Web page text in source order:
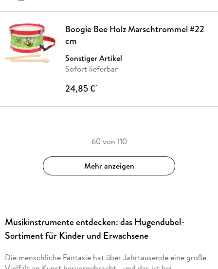
Boogie Bee Holz Marschtrommel #22
cm
Sonstiger Artikel
Sofort lieferbar
24,85 €*
60 von 110
Mehr anzeigen
Musikinstrumente entdecken: das Hugendubel-
Sortiment für Kinder und Erwachsene
Die menschliche Fantasie hat über Jahrtausende eine große